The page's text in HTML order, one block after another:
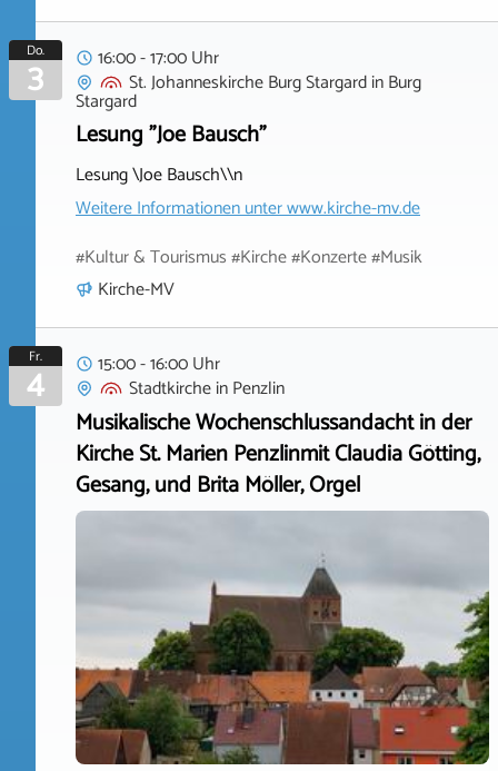
Do.
3
16:00 - 17:00 Uhr
St. Johanneskirche Burg StargardinBurg
Stargard
Lesung "Joe Bausch"
Lesung \Joe Bausch\\n
Weitere Informationen unterwww.kirche-mv.de
#Kultur & Tourismus #Kirche #Konzerte #Musik
Kirche-MV
Fr.
4
15:00 - 16:00 Uhr
StadtkircheinPenzlin
Musikalische Wochenschlussandacht in der
Kirche St. Marien Penzlinmit Claudia Götting,
Gesang, und Brita Möller, Orgel